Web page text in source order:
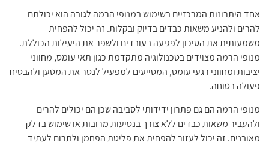
אחד היתרונות המרכזיים בשימוש במנופי הרמה לגובה הוא יכולתם
להרים ולהניע משאות כבדים בדיוק ובקלות. זה יכול להפחית
משמעותית את הסיכון לפגיעה בעובדים ולשפר את היעילות הכוללת.
מנופי הרמה מצוידים בטכנולוגיה מתקדמת כגון תאי עומס, מחווני
יציבות ומחווני רגעי עומס, המסייעים למפעיל לנטר את המטען ולהבטיח
פעולה בטוחה.
מנופי הרמה הם גם פתרון ידידותי לסביבה שכן הם יכולים להרים
ולהעביר משאות כבדים ללא צורך בנסיעות מרובות או שימוש בדלק
מאובנים. זה יכול לעזור להפחית את פליטת הפחמן ולתרום לעתיד